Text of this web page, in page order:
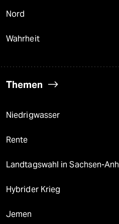
Nord
Wahrheit
Themen
Niedrigwasser
Rente
Landtagswahl in Sachsen-
Hybrider Krieg
Jemen